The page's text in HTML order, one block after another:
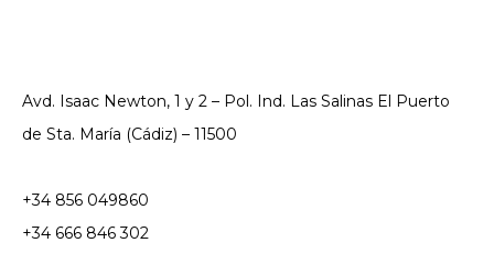
Avd. Isaac Newton, 1 y 2 – Pol. Ind. Las Salinas El Puerto
de Sta. María (Cádiz) – 11500
+34 856 049860
+34 666 846 302